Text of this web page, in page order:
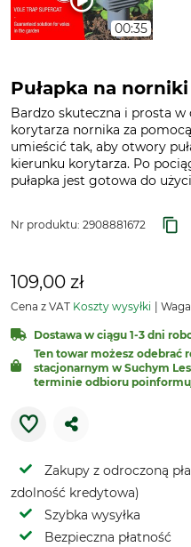
00:35
Pułapka na
Bardzo skuteczna i prosta w
korytarza nornika za
umieścić tak, aby otwory
kierunku korytarza. Po
pułapka jest gotowa do
Nr produktu: 2908881672
109,00 zł
Cena z VAT Koszty wysyłki
Dostawa w ciągu 1-3 dni
Ten towar możesz odebrać
stacjonarnym w Suchym
terminie odbioru
Zakupy z odroczoną
zdolność kredytowa)
Szybka wysyłka
Bezpieczna płatność